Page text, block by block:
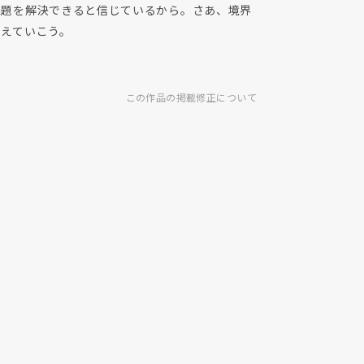
を解決できると信じているから。さあ、境界
ていこう。
この作品の掲載修正について